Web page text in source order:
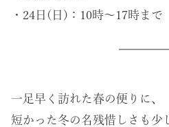
・24日(日)：10時～17時まで
一足早く訪れた春の便りに、
短かった冬の名残惜しさも少